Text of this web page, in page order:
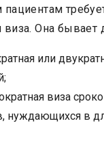
Она бывает
или
виза
нуждающихся в